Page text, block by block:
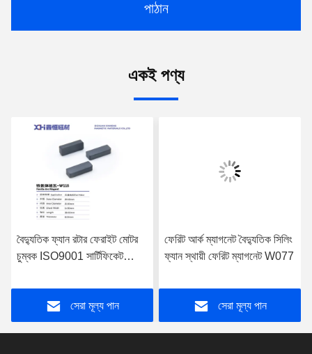
পাঠান
একই পণ্য
বৈদ্যুতিক ফ্যান রটার ফেরাইট মোটর
চুম্বক ISO9001 সার্টিফিকেট
সেরা মূল্য পান
ফেরিট আর্ক ম্যাগনেট বৈদ্যুতিক সিলিং
ফ্যান স্থায়ী ফেরিট ম্যাগনেট W077
সেরা মূল্য পান